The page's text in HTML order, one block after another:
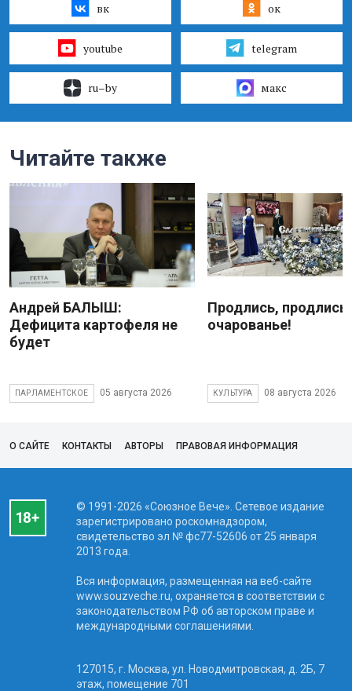
вк ок
youtube telegram
ru–by макс
Читайте также
Андрей БАЛЫШ:
Дефицита картофеля не
будет
ПАРЛАМЕНТСКОЕ 05 августа 2026
Продлись, продлись
очарованье!
КУЛЬТУРА 08 августа 2026
О САЙТЕ КОНТАКТЫ АВТОРЫ ПРАВОВАЯ ИНФОРМАЦИЯ
© 1991-2026 «Союзное Вече». Сетевое издание
зарегистрировано роскомнадзором,
свидетельство эл № фc77-52606 от 25 января
2013 года.
Вся информация, размещенная на веб-сайте
www.souzveche.ru, охраняется в соответствии с
законодательством РФ об авторском праве и
международными соглашениями.
127015, г. Москва, ул. Новодмитровская, д. 2Б, 7
этаж, помещение 701